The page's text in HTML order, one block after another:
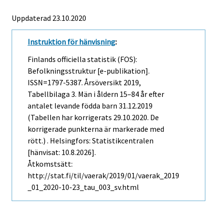
Uppdaterad 23.10.2020
Instruktion för hänvisning:
Finlands officiella statistik (FOS):
Befolkningsstruktur [e-publikation].
ISSN=1797-5387. Årsöversikt 2019,
Tabellbilaga 3. Män i åldern 15–84 år efter
antalet levande födda barn 31.12.2019
(Tabellen har korrigerats 29.10.2020. De
korrigerade punkterna är markerade med
rött.) . Helsingfors: Statistikcentralen
[hänvisat: 10.8.2026].
Åtkomstsätt:
http://stat.fi/til/vaerak/2019/01/vaerak_2019
_01_2020-10-23_tau_003_sv.html